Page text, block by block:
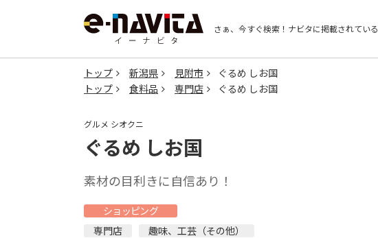
さぁ、今すぐ検索！ ナビタに掲載されている
トップ 新潟県 見附市
ぐるめ しお国
トップ
食料品 専門店 ぐるめ しお国
グルメ シオクニ
ぐるめ しお国
素材の目利きに自信あり！
ショッピング
専門店
趣味、工芸（その他）